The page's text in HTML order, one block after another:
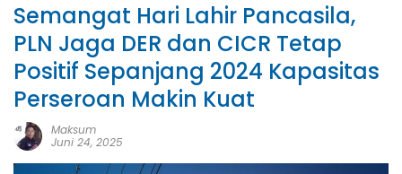
Semangat Hari Lahir Pancasila,
PLN Jaga DER dan CICR Tetap
Positif Sepanjang 2024 Kapasitas
Perseroan Makin Kuat
Maksum
Juni 24, 2025